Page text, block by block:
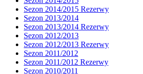
Sezon 2014/2015 Rezerwy
Sezon 2013/2014
Sezon 2013/2014 Rezerwy
Sezon 2012/2013
Sezon 2012/2013 Rezerwy
Sezon 2011/2012
Sezon 2011/2012 Rezerwy
Sezon 2010/2011